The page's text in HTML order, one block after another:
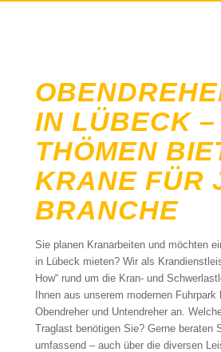
IN LÜBECK –
THÖMEN
KRANE FÜR
BRANCHE
Sie planen Kranarbeiten und möchten
in Lübeck mieten? Wir als
How“ rund um die Kran- und
Ihnen aus unserem modernen
Obendreher und Untendreher an.
Traglast benötigen Sie? Gerne beraten
umfassend – auch über die diversen